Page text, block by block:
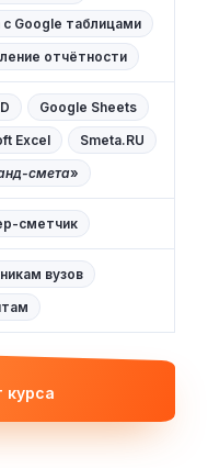
с Google таблицами
отчётности
Google Sheets
Excel
Smeta.RU
смета»
сметчик
вузов
курса